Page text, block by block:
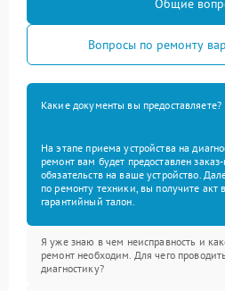
Общие
Вопросы по ремонту
Какие документы вы предоставляете?
На этапе приема устройства на
ремонт вам будет предоставлен
обязательств на ваше устройство.
по ремонту техники, вы получите акт
гарантийный талон.
Я уже знаю в чем неисправность и
ремонт необходим. Для чего проводить
диагностику?